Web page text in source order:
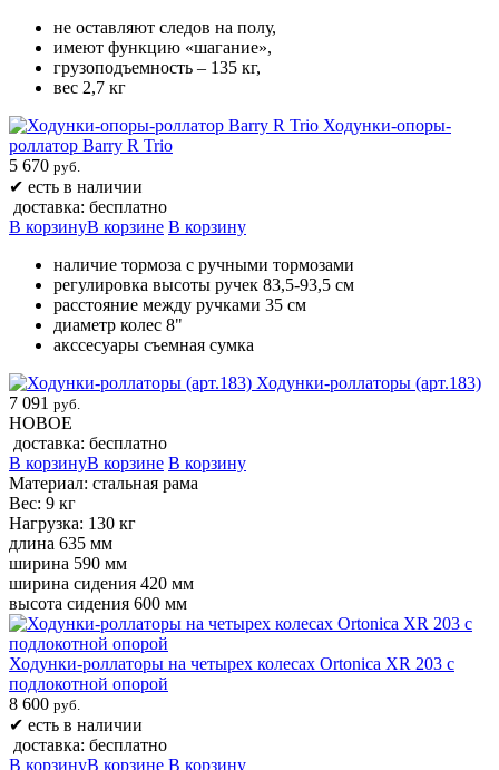
не оставляют следов на полу,
имеют функцию «шагание»,
грузоподъемность – 135 кг,
вес 2,7 кг
Ходунки-опоры-
роллатор Barry R Trio
5 670 руб.
✔ есть в наличии
доставка: бесплатно
В корзинуВ корзине В корзину
наличие тормоза с ручными тормозами
регулировка высоты ручек 83,5-93,5 см
расстояние между ручками 35 см
диаметр колес 8"
акссесуары съемная сумка
Ходунки-роллаторы (арт.183)
7 091 руб.
НОВОЕ
доставка: бесплатно
В корзинуВ корзине В корзину
Материал: стальная рама
Вес: 9 кг
Нагрузка: 130 кг
длина 635 мм
ширина 590 мм
ширина сидения 420 мм
высота сидения 600 мм
Ходунки-роллаторы на четырех колесах Ortonica XR 203 с
подлокотной опорой
8 600 руб.
✔ есть в наличии
доставка: бесплатно
В корзинуВ корзине В корзину